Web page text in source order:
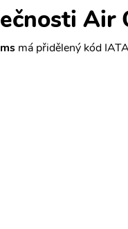
Air
má přidělený kód